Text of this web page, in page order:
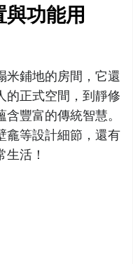
功能用
米鋪地的房間，它還
的正式空間，到靜修
豐富的傳統智慧。
龕等設計細節，還有
活！